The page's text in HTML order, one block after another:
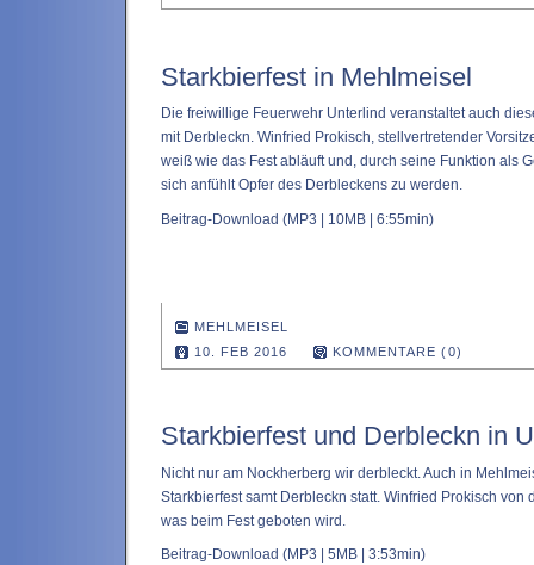
Starkbierfest in Mehlmeisel
Die freiwillige Feuerwehr Unterlind veranstaltet auch
mit Derbleckn. Winfried Prokisch, stellvertretender
weiß wie das Fest abläuft und, durch seine Funktion als
sich anfühlt Opfer des Derbleckens zu werden.
Beitrag-Download (MP3 | 10MB | 6:55min)
MEHLMEISEL
10. FEB 2016
KOMMENTARE (0)
Starkbierfest und Derbleckn in
Nicht nur am Nockherberg wir derbleckt. Auch in
Starkbierfest samt Derbleckn statt. Winfried Prokisch von
was beim Fest geboten wird.
Beitrag-Download (MP3 | 5MB | 3:53min)